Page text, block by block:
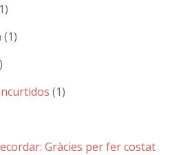
(1)
(1)
Gràcies per fer costat